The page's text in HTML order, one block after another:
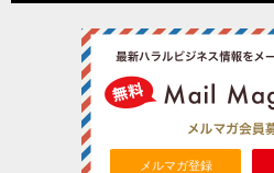
メルマガ登録